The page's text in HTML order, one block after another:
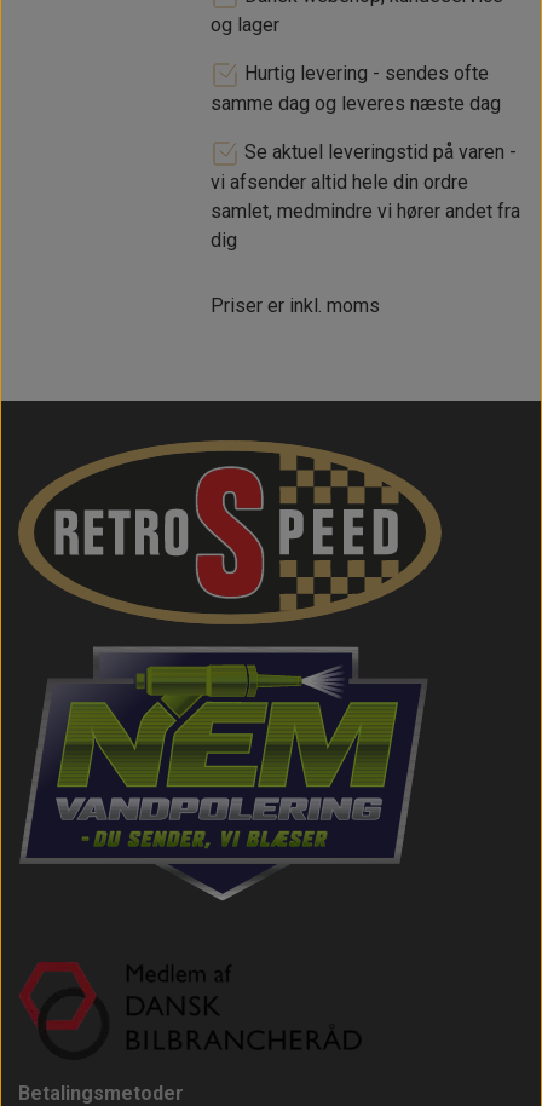
og lager
Hurtig levering - sendes ofte
samme dag og leveres næste dag
Se aktuel leveringstid på varen -
vi afsender altid hele din ordre
samlet, medmindre vi hører andet fra
dig
Priser er inkl. moms
Betalingsmetoder